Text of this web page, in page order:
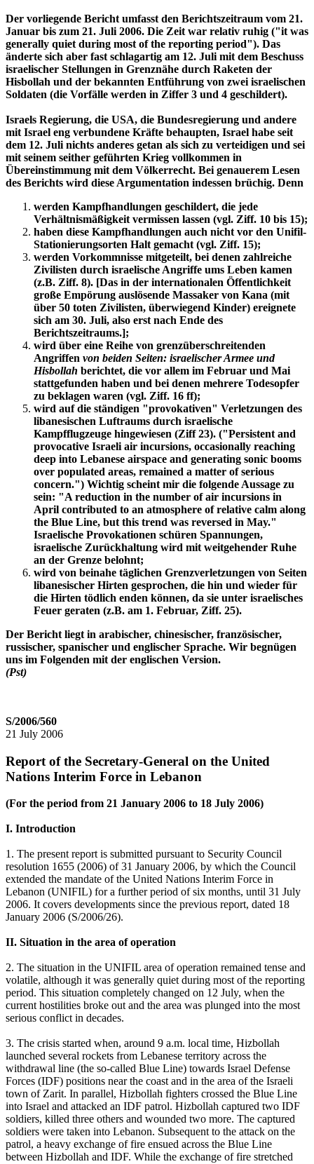
Der vorliegende Bericht umfasst den Berichtszeitraum vom 21.
Januar bis zum 21. Juli 2006. Die Zeit war relativ ruhig ("it was
generally quiet during most of the reporting period"). Das
änderte sich aber fast schlagartig am 12. Juli mit dem Beschuss
israelischer Stellungen in Grenznähe durch Raketen der
Hisbollah und der bekannten Entführung von zwei israelischen
Soldaten (die Vorfälle werden in Ziffer 3 und 4 geschildert).
Israels Regierung, die USA, die Bundesregierung und andere
mit Israel eng verbundene Kräfte behaupten, Israel habe seit
dem 12. Juli nichts anderes getan als sich zu verteidigen und sei
mit seinem seither geführten Krieg vollkommen in
Übereinstimmung mit dem Völkerrecht. Bei genauerem Lesen
des Berichts wird diese Argumentation indessen brüchig. Denn
werden Kampfhandlungen geschildert, die jede
Verhältnismäßigkeit vermissen lassen (vgl. Ziff. 10 bis 15);
haben diese Kampfhandlungen auch nicht vor den Unifil-
Stationierungsorten Halt gemacht (vgl. Ziff. 15);
werden Vorkommnisse mitgeteilt, bei denen zahlreiche
Zivilisten durch israelische Angriffe ums Leben kamen
(z.B. Ziff. 8). [Das in der internationalen Öffentlichkeit
große Empörung auslösende Massaker von Kana (mit
über 50 toten Zivilisten, überwiegend Kinder) ereignete
sich am 30. Juli, also erst nach Ende des
Berichtszeitraums.];
wird über eine Reihe von grenzüberschreitenden
Angriffen von beiden Seiten: israelischer Armee und
Hisbollah berichtet, die vor allem im Februar und Mai
stattgefunden haben und bei denen mehrere Todesopfer
zu beklagen waren (vgl. Ziff. 16 ff);
wird auf die ständigen "provokativen" Verletzungen des
libanesischen Luftraums durch israelische
Kampfflugzeuge hingewiesen (Ziff 23). ("Persistent and
provocative Israeli air incursions, occasionally reaching
deep into Lebanese airspace and generating sonic booms
over populated areas, remained a matter of serious
concern.") Wichtig scheint mir die folgende Aussage zu
sein: "A reduction in the number of air incursions in
April contributed to an atmosphere of relative calm along
the Blue Line, but this trend was reversed in May."
Israelische Provokationen schüren Spannungen,
israelische Zurückhaltung wird mit weitgehender Ruhe
an der Grenze belohnt;
wird von beinahe täglichen Grenzverletzungen von Seiten
libanesischer Hirten gesprochen, die hin und wieder für
die Hirten tödlich enden können, da sie unter israelisches
Feuer geraten (z.B. am 1. Februar, Ziff. 25).
Der Bericht liegt in arabischer, chinesischer, französischer,
russischer, spanischer und englischer Sprache. Wir begnügen
uns im Folgenden mit der englischen Version.
(Pst)
S/2006/560
21 July 2006
Report of the Secretary-General on the United
Nations Interim Force in Lebanon
(For the period from 21 January 2006 to 18 July 2006)
I. Introduction
1. The present report is submitted pursuant to Security Council
resolution 1655 (2006) of 31 January 2006, by which the Council
extended the mandate of the United Nations Interim Force in
Lebanon (UNIFIL) for a further period of six months, until 31 July
2006. It covers developments since the previous report, dated 18
January 2006 (S/2006/26).
II. Situation in the area of operation
2. The situation in the UNIFIL area of operation remained tense and
volatile, although it was generally quiet during most of the reporting
period. This situation completely changed on 12 July, when the
current hostilities broke out and the area was plunged into the most
serious conflict in decades.
3. The crisis started when, around 9 a.m. local time, Hizbollah
launched several rockets from Lebanese territory across the
withdrawal line (the so-called Blue Line) towards Israel Defense
Forces (IDF) positions near the coast and in the area of the Israeli
town of Zarit. In parallel, Hizbollah fighters crossed the Blue Line
into Israel and attacked an IDF patrol. Hizbollah captured two IDF
soldiers, killed three others and wounded two more. The captured
soldiers were taken into Lebanon. Subsequent to the attack on the
patrol, a heavy exchange of fire ensued across the Blue Line
between Hizbollah and IDF. While the exchange of fire stretched